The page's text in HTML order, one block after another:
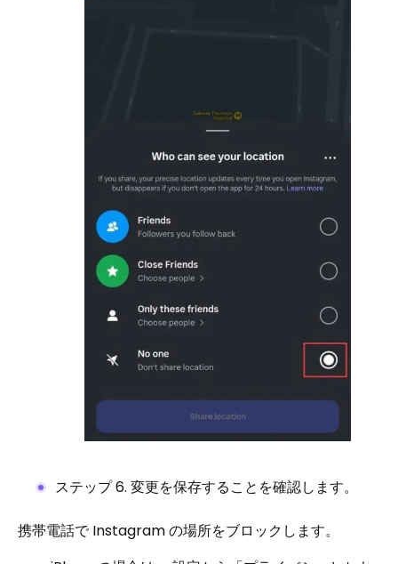
ステップ 6. 変更を保存することを確認します。
携帯電話で Instagram の場所をブロックします。